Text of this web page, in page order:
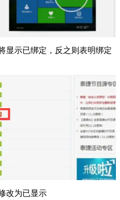
显示已绑定，反之则表明绑定
改为已显示